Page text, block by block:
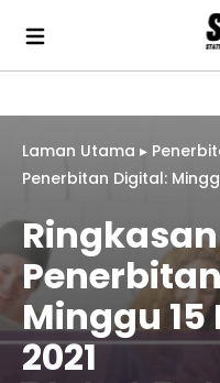
Laman Utama ▸
Penerbitan Digital:
Minggu
2021